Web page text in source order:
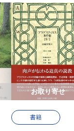
書籍
お取り寄せ